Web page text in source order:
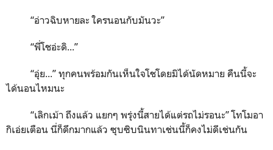
“อ่าวฉิบหายละ ใครนอนกับมันวะ”
“พี่โชอ่ะดิ...”
“อุ่ย...” ทุกคนพร้อมกันเห็นใจโชโดยมิได้นัดหมาย คืนนี้จะ
ได้นอนไหมนะ
“เลิกเม้า ถึงแล้ว แยกๆ พรุ่งนี้สายได้แต่รถไม่รอนะ”โทโมอา
กิเอ่ยเตือน นี่ก็ดึกมากแล้ว ซุบซิบนินทาเช่นนี้ก็คงไม่ดีเช่นกัน